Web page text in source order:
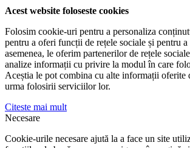
Acest website foloseste cookies
Folosim cookie-uri pentru a personaliza
pentru a oferi funcții de rețele sociale și pentru
asemenea, le oferim partenerilor de rețele
analize informații cu privire la modul în care
Aceștia le pot combina cu alte informații oferite
urma folosirii serviciilor lor.
Citeste mai mult
Necesare
Cookie-urile necesare ajută la a face un site